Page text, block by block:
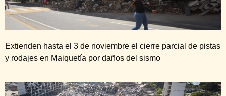
Extienden hasta el 3 de noviembre el cierre parcial de pistas
y rodajes en Maiquetía por daños del sismo